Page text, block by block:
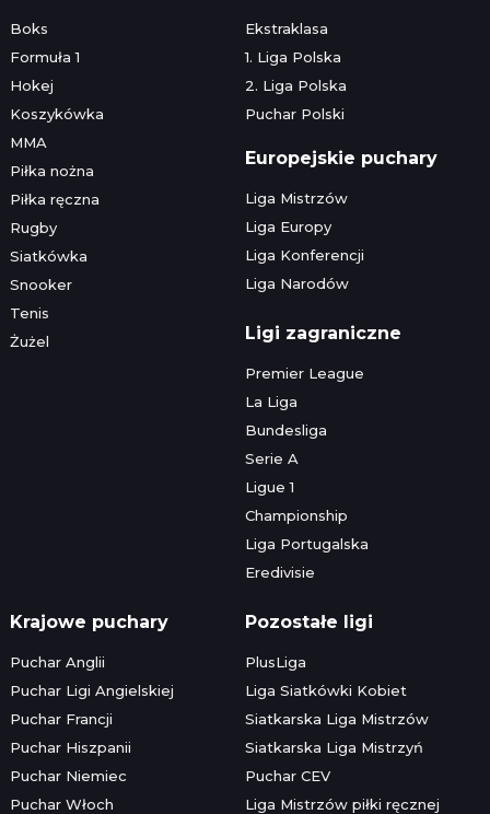
Boks
Formuła 1
Hokej
Koszykówka
MMA
Piłka nożna
Piłka ręczna
Rugby
Siatkówka
Snooker
Tenis
Żużel
Ekstraklasa
1. Liga Polska
2. Liga Polska
Puchar Polski
Europejskie puchary
Liga Mistrzów
Liga Europy
Liga Konferencji
Liga Narodów
Ligi zagraniczne
Premier League
La Liga
Bundesliga
Serie A
Ligue 1
Championship
Liga Portugalska
Eredivisie
Krajowe puchary
Puchar Anglii
Puchar Ligi Angielskiej
Puchar Francji
Puchar Hiszpanii
Puchar Niemiec
Puchar Włoch
Pozostałe ligi
PlusLiga
Liga Siatkówki Kobiet
Siatkarska Liga Mistrzów
Siatkarska Liga Mistrzyń
Puchar CEV
Liga Mistrzów piłki ręcznej